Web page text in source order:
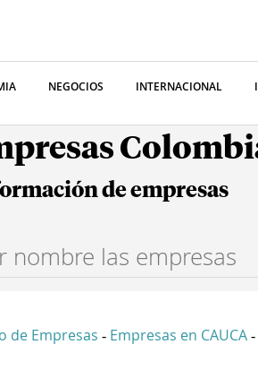
NEGOCIOS INTERNACIONAL
de empresas
de Empresas - Empresas en CAUCA -